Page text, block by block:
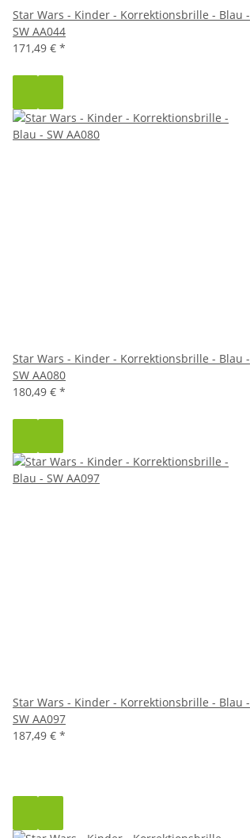
Star Wars - Kinder - Korrektionsbrille - Blau -
SW AA044
171,49 € *
Star Wars - Kinder - Korrektionsbrille - Blau -
SW AA080
180,49 € *
Star Wars - Kinder - Korrektionsbrille - Blau -
SW AA097
187,49 € *